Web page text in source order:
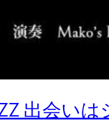
出会い